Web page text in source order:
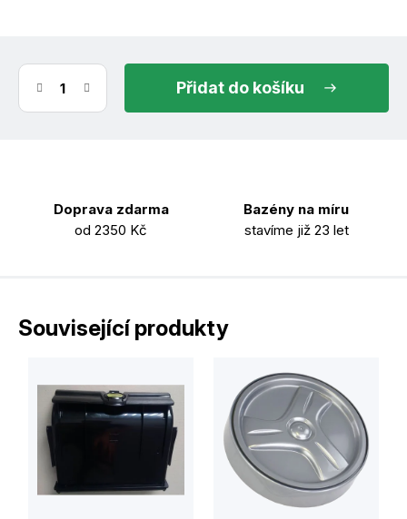
do košíku
Doprava zdarma
od 2350 Kč
Bazény na míru
stavíme již 23 let
Související produkty